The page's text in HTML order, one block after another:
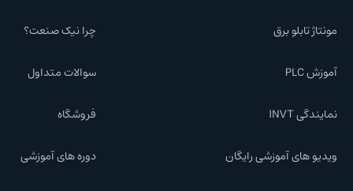
مونتاژ تابلو برق
آموزش PLC
نمایندگی INVT
ویدیو های آموزشی رایگان
چرا نیک صنعت؟
سوالات متداول
فروشگاه
دوره های آموزشی